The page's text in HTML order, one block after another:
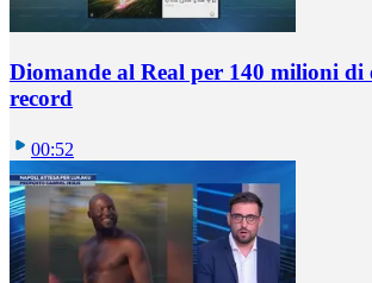
Diomande al Real per 140 milioni di
record
00:52